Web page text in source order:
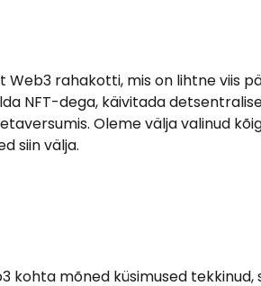
rahakotti, mis on lihtne viis
NFT-dega, käivitada
Oleme välja valinud
siin välja.